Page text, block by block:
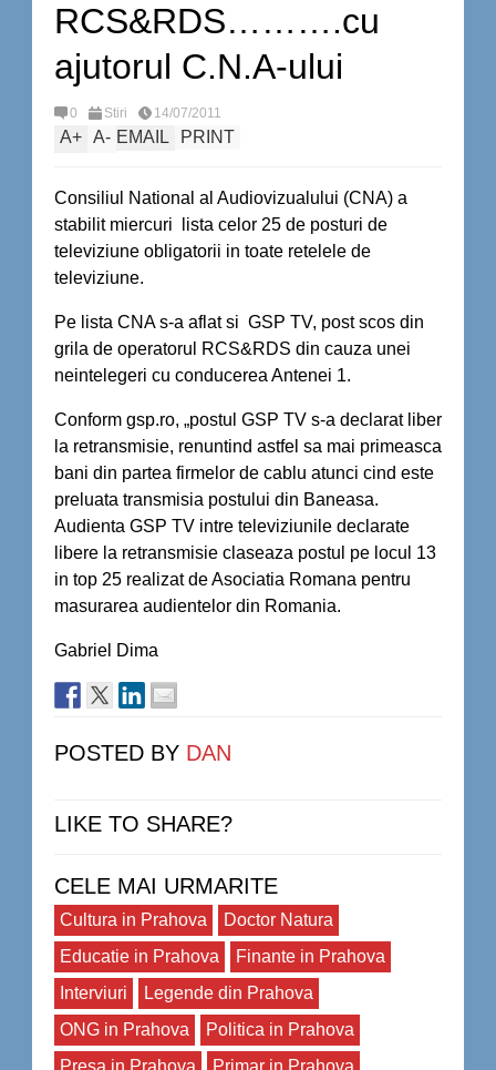
RCS&RDS……….cu
ajutorul C.N.A-ului
0 Stiri 14/07/2011
A+ A- EMAIL PRINT
Consiliul National al Audiovizualului (CNA) a
stabilit miercuri lista celor 25 de posturi de
televiziune obligatorii in toate retelele de
televiziune.
Pe lista CNA s-a aflat si GSP TV, post scos din
grila de operatorul RCS&RDS din cauza unei
neintelegeri cu conducerea Antenei 1.
Conform gsp.ro, „postul GSP TV s-a declarat liber
la retransmisie, renuntind astfel sa mai primeasca
bani din partea firmelor de cablu atunci cind este
preluata transmisia postului din Baneasa.
Audienta GSP TV intre televiziunile declarate
libere la retransmisie claseaza postul pe locul 13
in top 25 realizat de Asociatia Romana pentru
masurarea audientelor din Romania.
Gabriel Dima
POSTED BY DAN
LIKE TO SHARE?
CELE MAI URMARITE
Cultura in Prahova
Doctor Natura
Educatie in Prahova
Finante in Prahova
Interviuri
Legende din Prahova
ONG in Prahova
Politica in Prahova
Presa in Prahova
Primar in Prahova